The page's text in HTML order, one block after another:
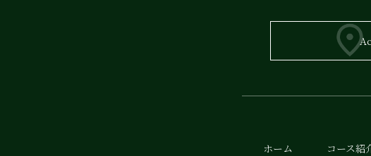
ホーム
コース紹